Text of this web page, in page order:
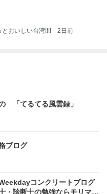
とおいしい台湾!!!! 2日前
「てるてる風雲録」
格ブログ
コンクリートブログ
・診断士の勉強ならモリマサ